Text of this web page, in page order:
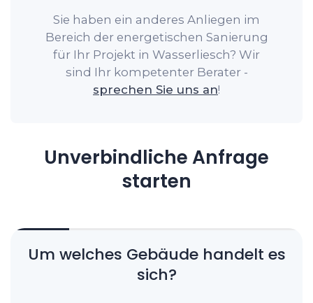
Sie haben ein anderes Anliegen im
Bereich der energetischen Sanierung
für Ihr Projekt in Wasserliesch? Wir
sind Ihr kompetenter Berater -
sprechen Sie uns an!
Unverbindliche Anfrage
starten